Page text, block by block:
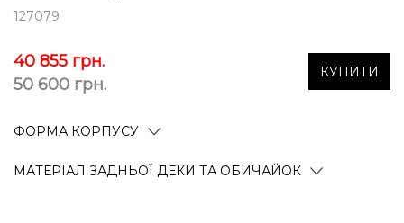
127079
40 855 грн.
50 600 грн.
КУПИТИ
ФОРМА КОРПУСУ
МАТЕРІАЛ ЗАДНЬОЇ ДЕКИ ТА ОБИЧАЙОК